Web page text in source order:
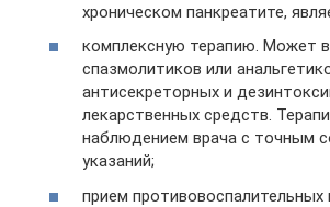
хроническом панкреатите,
комплексную терапию. Может
спазмолитиков или
антисекреторных и
лекарственных средств.
наблюдением врача с точным
указаний;
прием